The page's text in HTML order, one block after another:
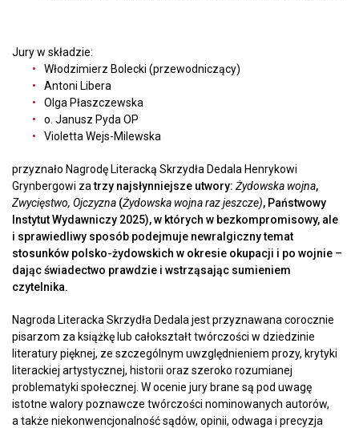
Jury w składzie:
Włodzimierz Bolecki (przewodniczący)
Antoni Libera
Olga Płaszczewska
o. Janusz Pyda OP
Violetta Wejs-Milewska
przyznało Nagrodę Literacką Skrzydła Dedala Henrykowi
Grynbergowi zatrzy najsłynniejsze utwory: Żydowska wojna,
Zwycięstwo, Ojczyzna (Żydowska wojna raz jeszcze), Państwowy
Instytut Wydawniczy 2025), w których w bezkompromisowy, ale
i sprawiedliwy sposób podejmuje newralgiczny temat
stosunków polsko-żydowskich w okresie okupacji i po wojnie –
dając świadectwo prawdzie i wstrząsając sumieniem
czytelnika.
Nagroda Literacka Skrzydła Dedala jest przyznawana corocznie
pisarzom za książkę lub całokształt twórczości w dziedzinie
literatury pięknej, ze szczególnym uwzględnieniem prozy, krytyki
literackiej artystycznej, historii oraz szeroko rozumianej
problematyki społecznej. W ocenie jury brane są pod uwagę
istotne walory poznawcze twórczości nominowanych autorów,
a także niekonwencjonalność sądów, opinii, odwaga i precyzja